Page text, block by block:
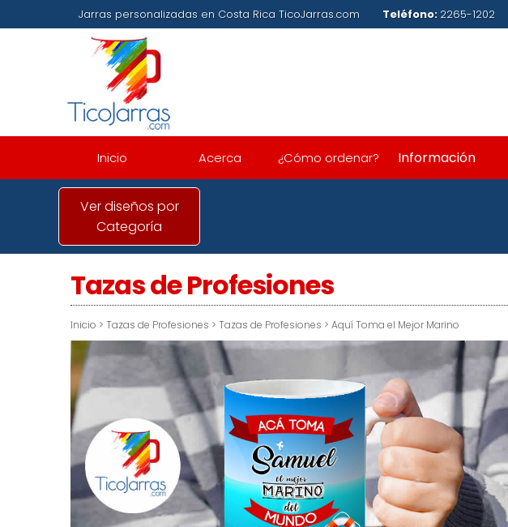
Jarras personalizadas en Costa Rica TicoJarras.com Teléfono: 2265-1202
Inicio Acerca ¿Cómo ordenar? Información
Ver diseños por
Categoría
Tazas de Profesiones
Inicio > Tazas de Profesiones > Tazas de Profesiones > Aquí Toma el Mejor Marino